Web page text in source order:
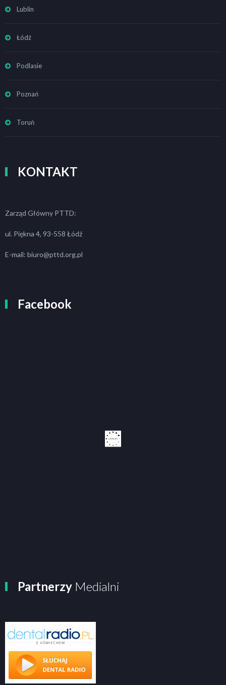
Lublin
Łódź
Podlasie
Poznań
Toruń
KONTAKT
Zarząd Główny PTTD:
ul. Piękna 4, 93-558 Łódź
E-mail: biuro@pttd.org.pl
Facebook
Partnerzy Medialni